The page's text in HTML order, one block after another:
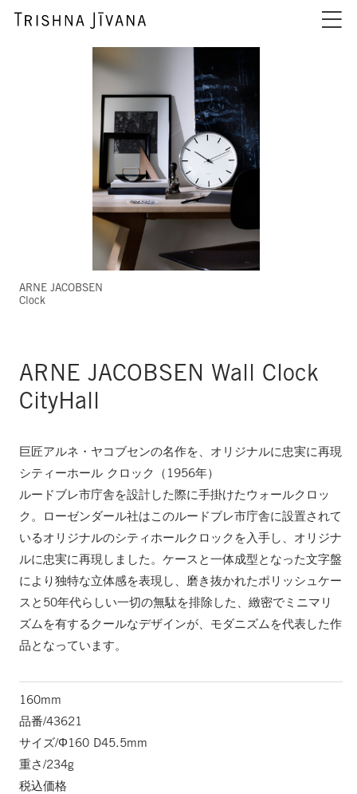
ARNE JACOBSEN
Clock
ARNE JACOBSEN Wall Clock
CityHall
巨匠アルネ・ヤコブセンの名作を、オリジナルに忠実に再現
シティーホール クロック（1956年）
ルードブレ市庁舎を設計した際に手掛けたウォールクロッ
ク。ローゼンダール社はこのルードブレ市庁舎に設置されて
いるオリジナルのシティホールクロックを入手し、オリジナ
ルに忠実に再現しました。ケースと一体成型となった文字盤
により独特な立体感を表現し、磨き抜かれたポリッシュケー
スと50年代らしい一切の無駄を排除した、緻密でミニマリ
ズムを有するクールなデザインが、モダニズムを代表した作
品となっています。
160mm
品番/43621
サイズ/Φ160 D45.5mm
重さ/234g
税込価格